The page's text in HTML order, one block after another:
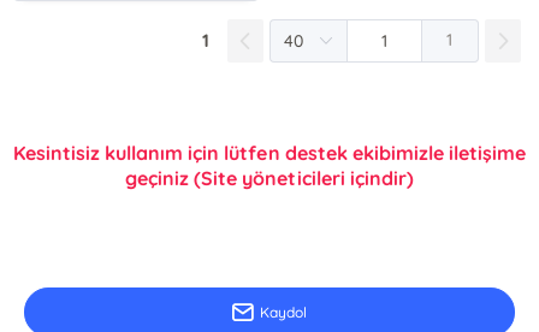
1 1
Kesintisiz kullanım için lütfen destek ekibimizle iletişime
geçiniz (Site yöneticileri içindir)
Kaydol